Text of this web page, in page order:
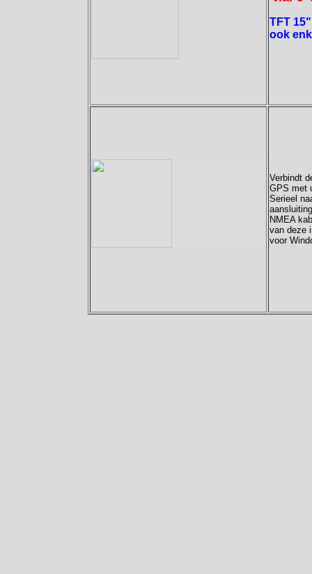
TFT
ook
Verbindt
GPS met
Serieel
NMEA
van deze
voor